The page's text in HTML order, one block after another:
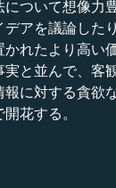
ついて想像力
アを議論した
れたより高い
と並んで、客
に対する貪欲な
花する。